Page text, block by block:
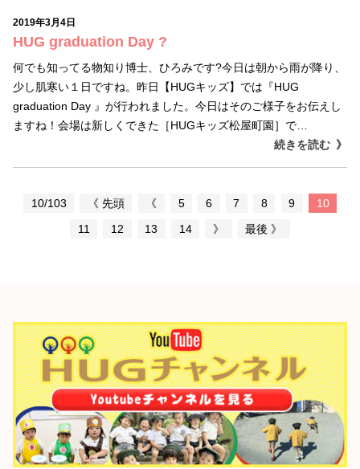
2019年3月4日
HUG graduation Day ?
何でも知ってる物知り博士、ひろみです?今日は朝から雨が降り、
少し肌寒い１日ですね。昨日【HUGキッズ】では『HUG
graduation Day 』が行われました。今日はそのご様子をお伝えし
ますね！会場は新しくできた［HUGキッズ松屋町園］で…
続きを読む
10/103 《 先頭 《 5 6 7 8 9
10
11
12 13 14 》 最後 》